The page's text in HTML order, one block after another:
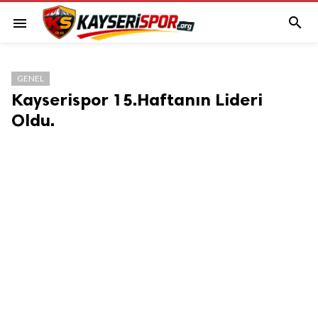
menu 
GENEL
Kayserispor 15.Haftanın Lideri
Oldu.